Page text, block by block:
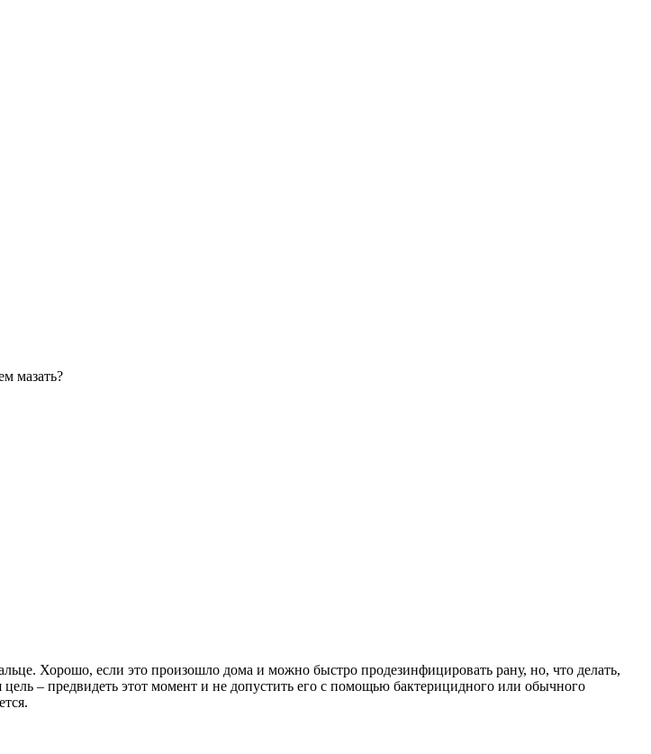
мазать?
Хорошо, если это произошло дома и можно быстро продезинфицировать рану, но, что делать,
– предвидеть этот момент и не допустить его с помощью бактерицидного или обычного